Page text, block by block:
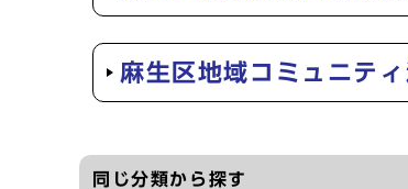
麻生区地域コミュニテ
同じ分類から探す